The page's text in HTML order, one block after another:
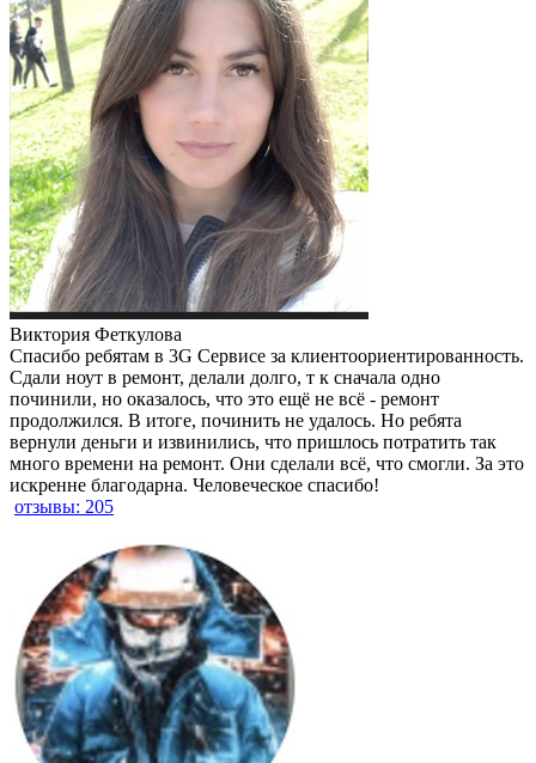
Виктория Феткулова
Спасибо ребятам в 3G Сервисе за клиентоориентированность.
Сдали ноут в ремонт, делали долго, т к сначала одно
починили, но оказалось, что это ещё не всё - ремонт
продолжился. В итоге, починить не удалось. Но ребята
вернули деньги и извинились, что пришлось потратить так
много времени на ремонт. Они сделали всё, что смогли. За это
искренне благодарна. Человеческое спасибо!
отзывы: 205